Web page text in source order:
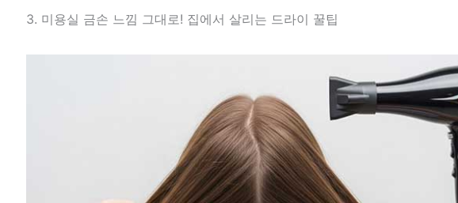
3. 미용실 금손 느낌 그대로! 집에서 살리는 드라이 꿀팁